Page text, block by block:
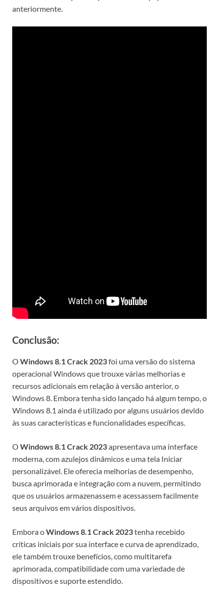
anteriormente.
Conclusão:
O Windows 8.1 Crack 2023foi uma versão do sistema
operacional Windows que trouxe várias melhorias e
recursos adicionais em relação à versão anterior, o
Windows 8. Embora tenha sido lançado há algum tempo, o
Windows 8.1 ainda é utilizado por alguns usuários devido
às suas características e funcionalidades específicas.
O Windows 8.1 Crack 2023apresentava uma interface
moderna, com azulejos dinâmicos e uma tela Iniciar
personalizável. Ele oferecia melhorias de desempenho,
busca aprimorada e integração com a nuvem, permitindo
que os usuários armazenassem e acessassem facilmente
seus arquivos em vários dispositivos.
Embora oWindows 8.1 Crack 2023tenha recebido
críticas iniciais por sua interface e curva de aprendizado,
ele também trouxe benefícios, como multitarefa
aprimorada, compatibilidade com uma variedade de
dispositivos e suporte estendido.